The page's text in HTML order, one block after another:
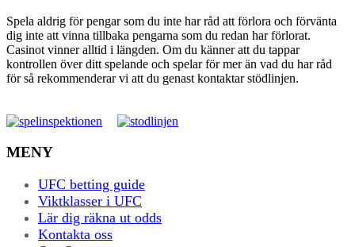
Spela aldrig för pengar som du inte har råd att förlora och förvänta
dig inte att vinna tillbaka pengarna som du redan har förlorat.
Casinot vinner alltid i längden. Om du känner att du tappar
kontrollen över ditt spelande och spelar för mer än vad du har råd
för så rekommenderar vi att du genast kontaktar stödlinjen.
MENY
UFC betting guide
Viktklasser i UFC
Lär dig räkna ut odds
Kontakta oss